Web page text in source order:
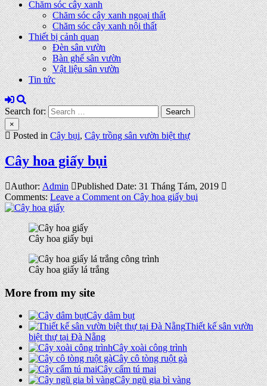
Chăm sóc cây xanh
Chăm sóc cây xanh ngoại thất
Chăm sóc cây xanh nội thất
Thiết bị cảnh quan
Đèn sân vườn
Bàn ghế sân vườn
Vật liệu sân vườn
Tin tức
Search for:
×
Posted inCây bụi,Cây trồng sân vườn biệt thự
Cây hoa giấy bụi
Author: Admin Published Date:31 Tháng Tám, 2019
Comments: Leave a Commenton Cây hoa giấy bụi
Cây hoa giấy bụi
Cây hoa giấy lá trắng
More from my site
Cây dâm bụt
Thiết kế sân vườn
biệt thự tại Đà Nẵng
Cây xoài công trình
Cây cô tòng ruột gà
Cây cẩm tú mai
Cây ngũ gia bì vàng